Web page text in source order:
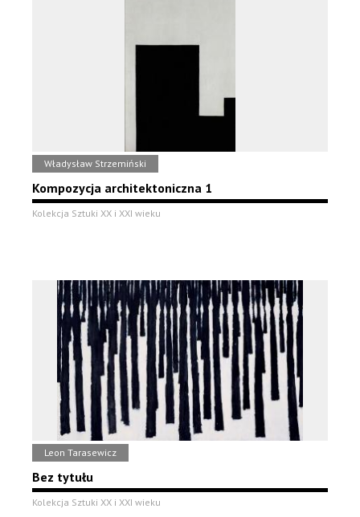
Władysław Strzemiński
Kompozycja architektoniczna 1
Kolekcja Sztuki XX i XXI wieku
Leon Tarasewicz
Bez tytułu
Kolekcja Sztuki XX i XXI wieku